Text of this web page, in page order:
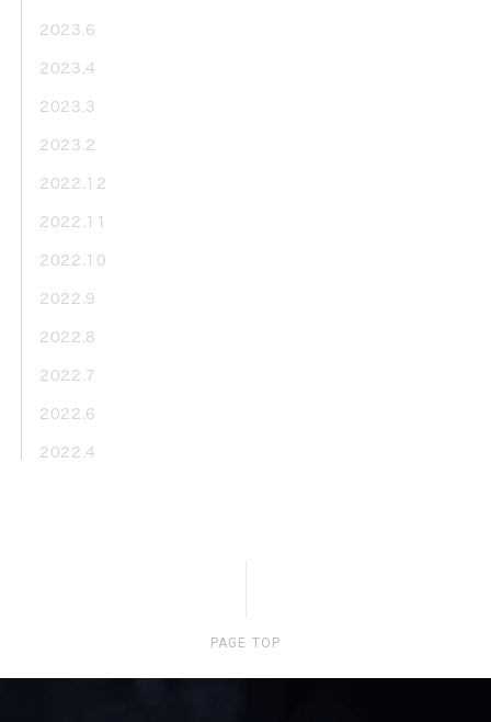
2023.6
2023.4
2023.3
2023.2
2022.12
2022.11
2022.10
2022.9
2022.8
2022.7
2022.6
2022.4
PAGE TOP